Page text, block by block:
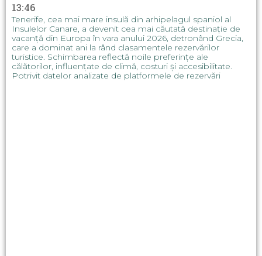
13:46
Tenerife, cea mai mare insulă din arhipelagul spaniol al
Insulelor Canare, a devenit cea mai căutată destinație de
vacanță din Europa în vara anului 2026, detronând Grecia,
care a dominat ani la rând clasamentele rezervărilor
turistice. Schimbarea reflectă noile preferințe ale
călătorilor, influențate de climă, costuri și accesibilitate.
Potrivit datelor analizate de platformele de rezervări